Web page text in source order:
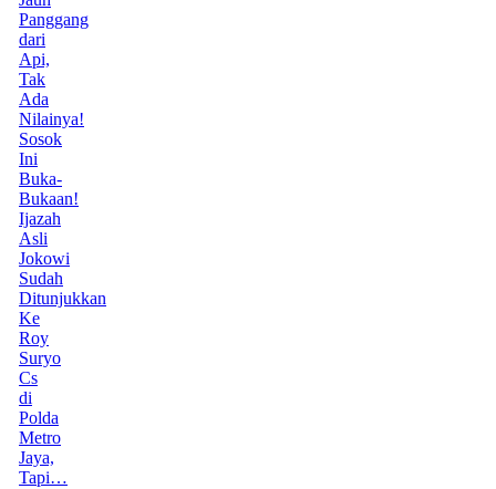
Panggang
dari
Api,
Tak
Ada
Nilainya!
Sosok
Ini
Buka-
Bukaan!
Ijazah
Asli
Jokowi
Sudah
Ditunjukkan
Ke
Roy
Suryo
Cs
di
Polda
Metro
Jaya,
Tapi…